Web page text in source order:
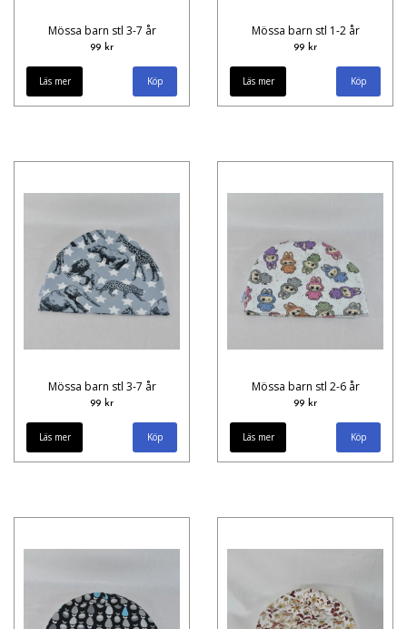
Mössa barn stl 3-7 år
99 kr
Läs mer
Mössa barn stl 1-2 år
99 kr
Läs mer
Mössa barn stl 3-7 år
99 kr
Läs mer
Mössa barn stl 2-6 år
99 kr
Läs mer